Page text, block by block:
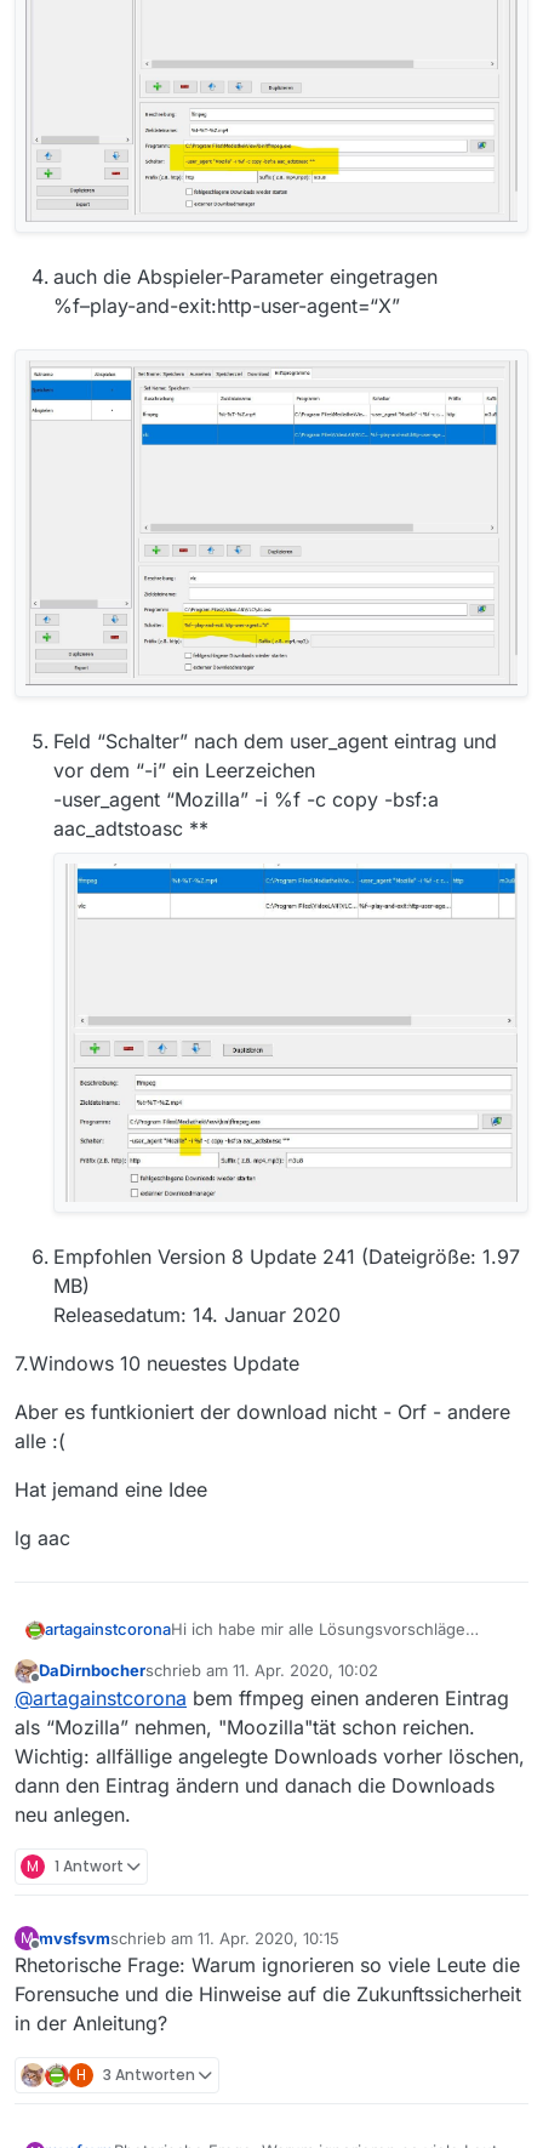
auch die Abspieler-Parameter eingetragen
%f–play-and-exit:http-user-agent=“X”
Feld “Schalter” nach dem user_agent eintrag und
vor dem “-i” ein Leerzeichen
-user_agent “Mozilla” -i %f -c copy -bsf:a
aac_adtstoasc **
Empfohlen Version 8 Update 241 (Dateigröße: 1.97
MB)
Releasedatum: 14. Januar 2020
7.Windows 10 neuestes Update
Aber es funtkioniert der download nicht - Orf - andere
alle :(
Hat jemand eine Idee
lg aac
artagainstcoronaHi ich habe mir alle Lösungsvorschläge
eingehalten.
Version 13.5.1 neueste Version geladen
und auch auf die richtige Verknüpfung
von ffmpeg.exe geachtet
den download UserAgent eingefügt:
Mozilla/5.0 (Windows NT 10.0; Win64;
x64) AppleWebKit/537.36 (KHTML, like
-user_agent “Mozilla” -i %f -c copy -bsf:a
aac_adtstoasc **
auch die Abspieler-Parameter
Offline
DaDirnbocherschrieb am 11. Apr. 2020, 10:02
zuletzt editiert von
@artagainstcorona bem ffmpeg einen anderen Eintrag
als “Mozilla” nehmen, "Moozilla"tät schon reichen.
Wichtig: allfällige angelegte Downloads vorher löschen,
dann den Eintrag ändern und danach die Downloads
neu anlegen.
M 1 Antwort
M
Offline
mvsfsvmschrieb am 11. Apr. 2020, 10:15
zuletzt editiert von
Rhetorische Frage: Warum ignorieren so viele Leute die
Forensuche und die Hinweise auf die Zukunftssicherheit
in der Anleitung?
H 3 Antworten